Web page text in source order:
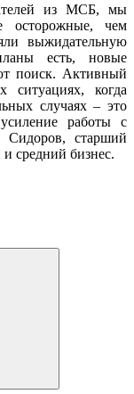
из МСБ, мы
осторожные, чем
выжидательную
есть, новые
поиск. Активный
ситуациях, когда
случаях – это
работы с
Сидоров, старший
средний бизнес.